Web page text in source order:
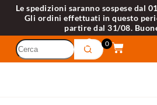
Le spedizioni saranno sospese dal
Gli ordini effettuati in questo
partire dal 31/08.
0